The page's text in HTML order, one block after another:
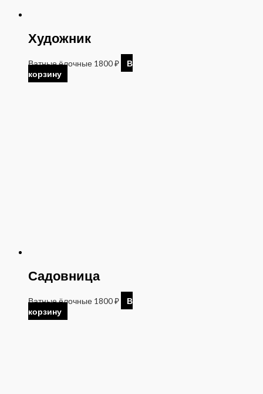
Художник
Ватные ёлочные 1800₽
В
корзину
Садовница
Ватные ёлочные 1800₽
В
корзину